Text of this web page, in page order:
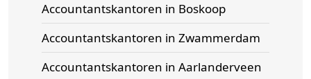
Accountantskantoren in Boskoop
Accountantskantoren in Zwammerdam
Accountantskantoren in Aarlanderveen